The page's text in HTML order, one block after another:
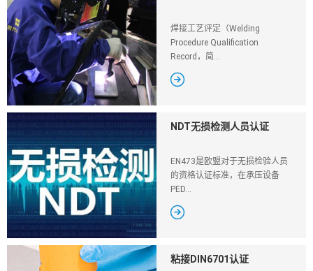
焊接工艺评定（Welding
Procedure Qualification
Record，简...

NDT无损检测人员认证
EN473是欧盟对于无损检验人员
的资格认证标准，在承压设备
PED...

粘接DIN6701认证